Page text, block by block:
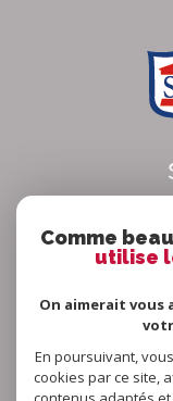
© 2026 | Tous
Plan du site- Mentions
Comme
utilise
On aimerait vous
En poursuivant,
cookies par ce site,